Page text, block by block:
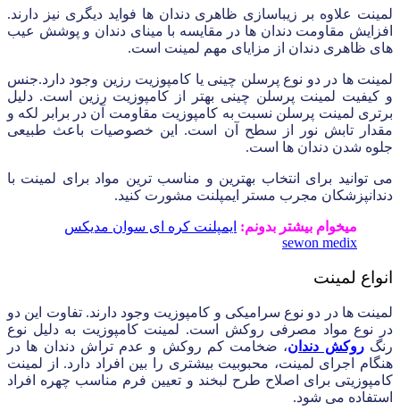
لمینت علاوه بر زیباسازی ظاهری دندان ها فواید دیگری نیز دارند.
افزایش مقاومت دندان ها در مقایسه با مینای دندان و پوشش عیب
های ظاهری دندان از مزایای مهم لمینت است.
لمینت ها در دو نوع پرسلن چینی یا کامپوزیت رزین وجود دارد.جنس
و کیفیت لمینت پرسلن چینی بهتر از کامپوزیت رزین است. دلیل
برتری لمینت پرسلن نسبت به کامپوزیت مقاومت آن در برابر لکه و
مقدار تابش نور از سطح آن است. این خصوصیات باعث طبیعی
جلوه شدن دندان ها است.
می توانید برای انتخاب بهترین و مناسب ترین مواد برای لمینت با
دندانپزشکان مجرب مستر ایمپلنت مشورت کنید.
میخوام بیشتر بدونم: ایمپلنت کره ای سوان مدیکس
sewon medix
انواع لمینت
لمینت ها در دو نوع سرامیکی و کامپوزیت وجود دارند. تفاوت این دو
در نوع مواد مصرفی روکش است. لمینت کامپوزیت به دلیل نوع
رنگروکش دندان، ضخامت کم روکش و عدم تراش دندان ها در
هنگام اجرای لمینت، محبوبیت بیشتری را بین افراد دارد. از لمینت
کامپوزیتی برای اصلاح طرح لبخند و تعیین فرم مناسب چهره افراد
استفاده می شود.